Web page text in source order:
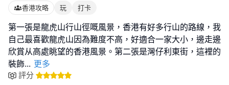
香港攻略 玩 打卡
第一張是龍虎山行山徑嘅風景，香港有好多行山的路線，我
自己最喜歡龍虎山因為難度不高，好適合一家大小，邊走邊
欣賞从高處眺望的香港風景。第二張是灣仔利東街，這裡的
裝飾... 更多
評分